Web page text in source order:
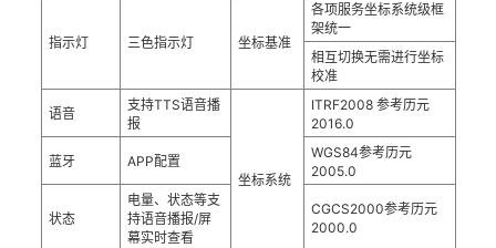
指示灯 三色指示灯 坐标基准
各项服务坐标系统级框
架统一
相互切换无需进行坐标
校准
语音
支持TTS语音播
报
坐标系统
ITRF2008 参考历元
2016.0
蓝牙 APP配置
WGS84参考历元
2005.0
状态
电量、状态等支
持语音播报/屏
幕实时查看
CGCS2000参考历元
2000.0